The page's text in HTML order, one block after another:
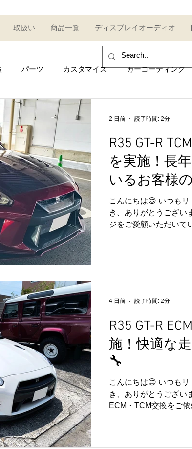
取扱い 商品一覧 ディスプレイオーディオ
パーツ カスタマイズ カーコーティング
sales and purchase
category 中古車 Secondhand car セー
ポルシェ Porsche トヨタ
R35 GT-R
を実施！長
いるお客様
こんにちは😊 いつも
き、ありがとうござい
ジをご愛顧いただいて
🔧 TCMは、R35 GT-R
アップを行うことで、
制御へ最適化され、よ
いただけます。 交換後
し、本来の性能を十分
サーキット走行から街
を楽しんでいただける
ガレージをご利用いた
す。 リトルガレージ
アップをはじめ、ECM
2 日前 読了時間: 2分
R35 GT-R
施！快適な
🔧
こんにちは😊 いつも
き、ありがとうござい
ECM・TCM交換をご
4 日前 読了時間: 2分